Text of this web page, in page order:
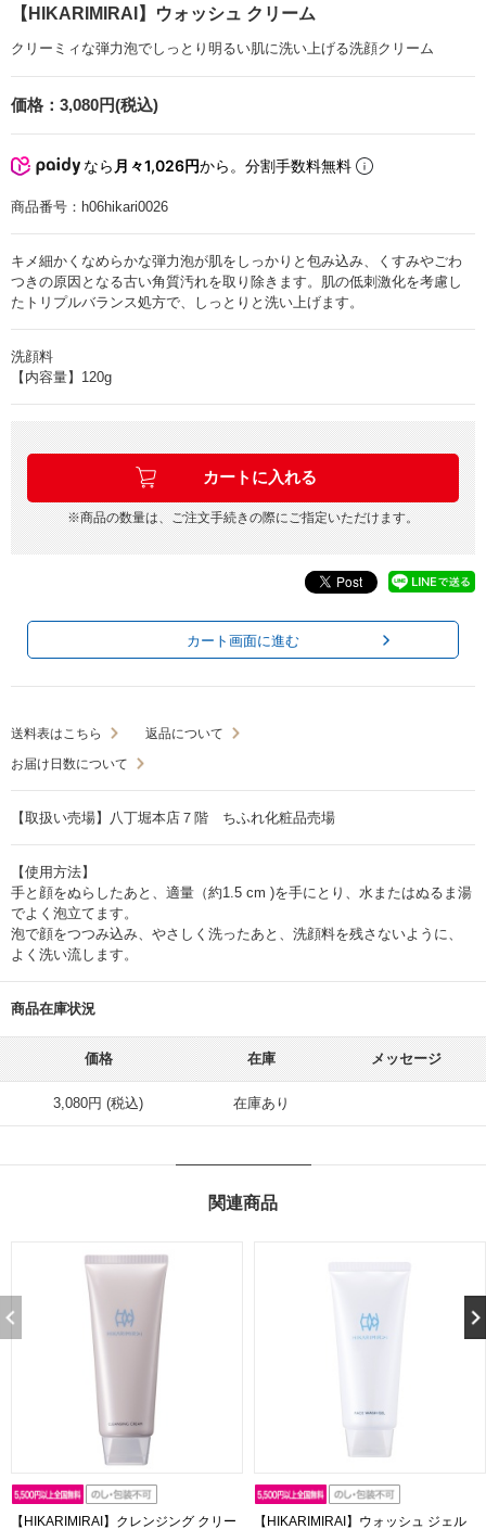
【HIKARIMIRAI】ウォッシュ クリーム
クリーミィな弾力泡でしっとり明るい肌に洗い上げる洗顔クリーム
価格： 3,080円(税込)
なら 月々1,026円から。分割手数料無料
商品番号： h06hikari0026
キメ細かくなめらかな弾力泡が肌をしっかりと包み込み、くすみやごわ
つきの原因となる古い角質汚れを取り除きます。肌の低刺激化を考慮し
たトリプルバランス処方で、しっとりと洗い上げます。
洗顔料
【内容量】120g
※商品の数量は、ご注文手続きの際にご指定いただけます。
カート画面に進む
送料表はこちら
返品について
お届け日数について
【取扱い売場】八丁堀本店７階 ちふれ化粧品売場
【使用方法】
手と顔をぬらしたあと、適量（約1.5 cm )を手にとり、水またはぬるま湯
でよく泡立てます。
泡で顔をつつみ込み、やさしく洗ったあと、洗顔料を残さないように、
よく洗い流します。
商品在庫状況
価格 在庫 メッセージ
3,080円 (税込) 在庫あり
関連商品
【HIKARIMIRAI】クレンジング クリー
【HIKARIMIRAI】ウォッシュ ジェル